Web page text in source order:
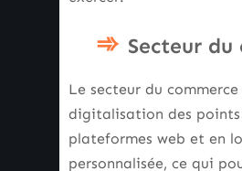
Secteur
Le secteur du
digitalisation des points
plateformes web et en
personnalisée, ce qui